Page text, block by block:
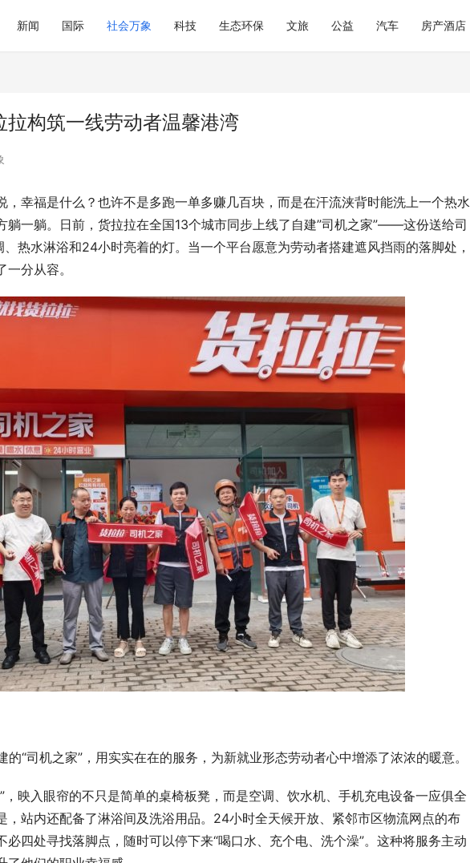
新闻 国际 社会万象 科技 生态环保 文旅 公益 汽车 房产酒店
构筑一线劳动者温馨港湾
，幸福是什么？也许不是多跑一单多赚几百块，而是在汗流浃背时能洗上一个热水
躺一躺。日前，货拉拉在全国13个城市同步上线了自建”司机之家”——这份送给司
热水淋浴和24小时亮着的灯。当一个平台愿意为劳动者搭建遮风挡雨的落脚处，
分从容。
“司机之家”，用实实在在的服务，为新就业形态劳动者心中增添了浓浓的暖意。
，映入眼帘的不只是简单的桌椅板凳，而是空调、饮水机、手机充电设备一应俱全
，站内还配备了淋浴间及洗浴用品。24小时全天候开放、紧邻市区物流网点的布
必四处寻找落脚点，随时可以停下来“喝口水、充个电、洗个澡”。这种将服务主动